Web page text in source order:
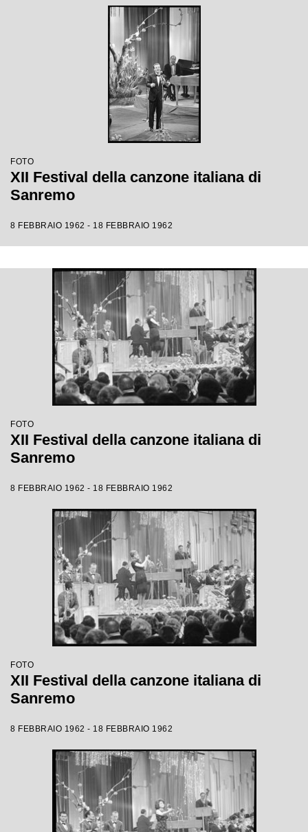
FOTO
XII Festival della canzone italiana di
Sanremo
8 FEBBRAIO 1962 - 18 FEBBRAIO 1962
FOTO
XII Festival della canzone italiana di
Sanremo
8 FEBBRAIO 1962 - 18 FEBBRAIO 1962
FOTO
XII Festival della canzone italiana di
Sanremo
8 FEBBRAIO 1962 - 18 FEBBRAIO 1962